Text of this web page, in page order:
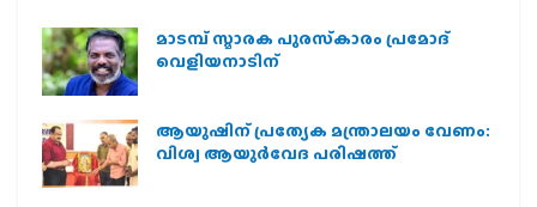
മാടമ്പ് സ്മാരക പുരസ്‌കാരം പ്രമോദ്
വെളിയനാടിന്
ആയുഷിന് പ്രത്യേക മന്ത്രാലയം വേണം:
വിശ്വ ആയുര്‍വേദ പരിഷത്ത്